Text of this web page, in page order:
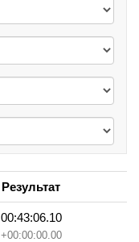
Результат
00:43:06.10
+00:00:00.00